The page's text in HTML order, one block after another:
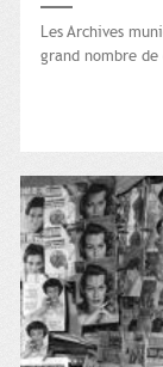
Les Archives
grand nombre